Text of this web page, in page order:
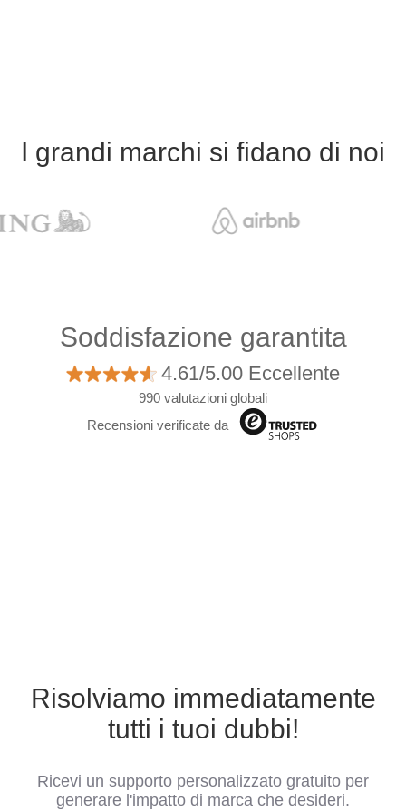
I grandi marchi si fidano di noi
Soddisfazione garantita
4.61/5.00 Eccellente
990 valutazioni globali
Recensioni verificate da
Risolviamo immediatamente
tutti i tuoi dubbi!
Ricevi un supporto personalizzato gratuito per
generare l'impatto di marca che desideri.